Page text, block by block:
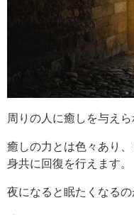
周りの人に癒しを与え
癒しの力とは色々あり
身共に回復を行えます。
夜になると眠たくなるの